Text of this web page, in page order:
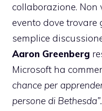
collaborazione.
evento dove
semplice
Aaron Greenberg
Microsoft ha
chance per
persone di Bethesda”.